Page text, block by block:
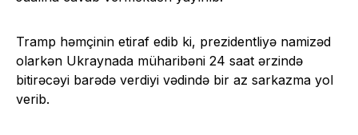
Tramp həmçinin etiraf edib ki, prezidentliyə namizəd
olarkən Ukraynada müharibəni 24 saat ərzində
bitirəcəyi barədə verdiyi vədində bir az sarkazma yol
verib.